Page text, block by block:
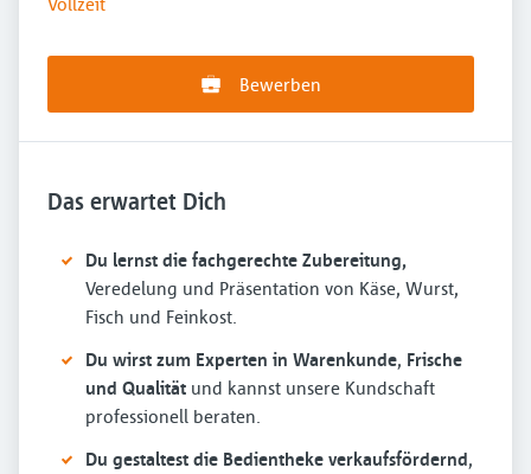
Bewerben
Das erwartet Dich
Du lernst die fachgerechte Zubereitung,
Veredelung und Präsentation von Käse, Wurst,
Fisch und Feinkost.
Du wirst zum Experten in Warenkunde, Frische
und Qualität und kannst unsere Kundschaft
professionell beraten.
Du gestaltest die Bedientheke verkaufsfördernd,